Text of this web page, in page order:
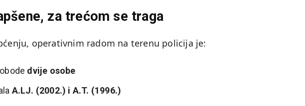
za trećom se traga
operativnim radom na terenu policija je:
dvije osobe
A.LJ. (2002.) i A.T. (1996.)